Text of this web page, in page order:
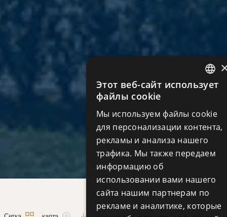
Этот веб-сайт использует
файлы cookie
Мы используем файлы cookie
для персонализации контента,
рекламы и анализа нашего
трафика. Мы также передаем
информацию об
использовании вами нашего
сайта нашим партнерам по
рекламе и аналитике, которые